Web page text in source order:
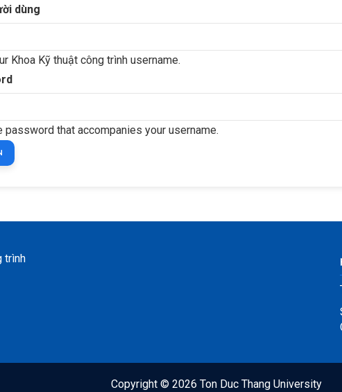
dùng
Khoa Kỹ thuật công trình username.
password that accompanies your username.
trình
Copyright © 2026 Ton Duc Thang University